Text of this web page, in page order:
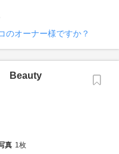
のオーナー様ですか？
Beauty
真 1枚